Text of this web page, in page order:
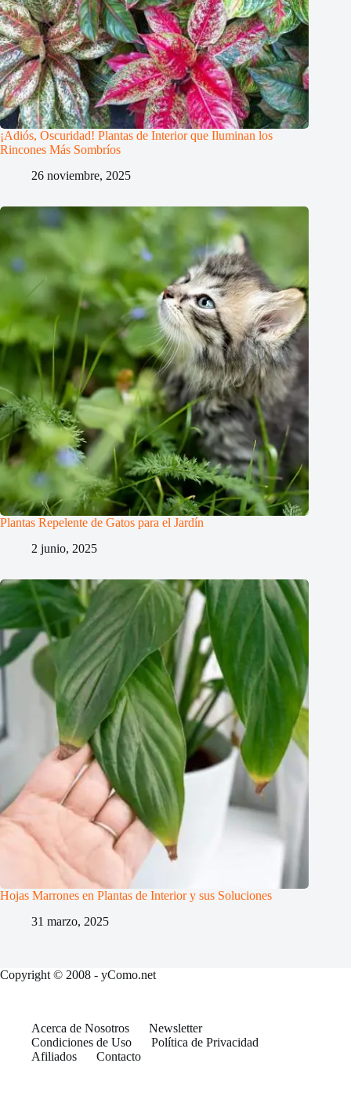
¡Adiós, Oscuridad! Plantas de Interior que Iluminan los
Rincones Más Sombríos
26 noviembre, 2025
Plantas Repelente de Gatos para el Jardín
2 junio, 2025
Hojas Marrones en Plantas de Interior y sus Soluciones
31 marzo, 2025
Copyright © 2008 - yComo.net
Acerca de Nosotros
Newsletter
Condiciones de Uso
Política de Privacidad
Afiliados
Contacto